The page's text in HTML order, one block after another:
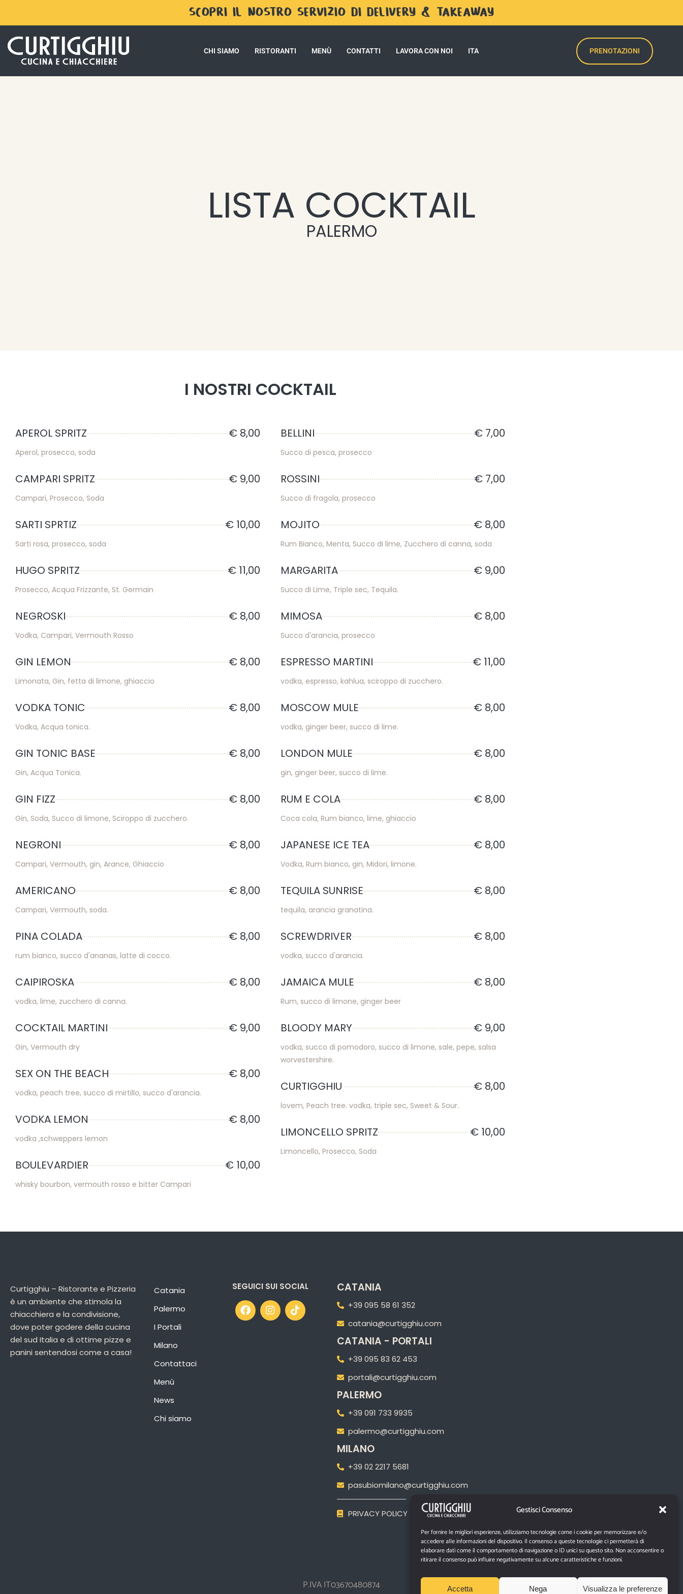
Gestisci Consenso
Per fornire le migliori esperienze, utilizziamo tecnologie come i cookie per memorizzare e/o
accedere alle informazioni del dispositivo. Il consenso a queste tecnologie ci permetterà di
elaborare dati come il comportamento di navigazione o ID unici su questo sito. Non acconsentire o
ritirare il consenso può influire negativamente su alcune caratteristiche e funzioni.
Accetta Nega Visualizza le preferenze
SCOPRI IL NOSTRO SERVIZIO DI DELIVERY & TAKEAWAY
CHI SIAMO RISTORANTI MENÙ CONTATTI LAVORA CON NOI ITA PRENOTAZIONI
LISTA COCKTAIL
PALERMO
I NOSTRI COCKTAIL
APEROL SPRITZ € 8,00
Aperol, prosecco, soda
CAMPARI SPRITZ € 9,00
Campari, Prosecco, Soda
SARTI SPRTIZ € 10,00
Sarti rosa, prosecco, soda
HUGO SPRITZ € 11,00
Prosecco, Acqua Frizzante, St. Germain
NEGROSKI € 8,00
Vodka, Campari, Vermouth Rosso
GIN LEMON € 8,00
Limonata, Gin, fetta di limone, ghiaccio
VODKA TONIC € 8,00
Vodka, Acqua tonica.
GIN TONIC BASE € 8,00
Gin, Acqua Tonica.
GIN FIZZ € 8,00
Gin, Soda, Succo di limone, Sciroppo di zucchero.
NEGRONI € 8,00
Campari, Vermouth, gin, Arance, Ghiaccio
AMERICANO € 8,00
Campari, Vermouth, soda.
PINA COLADA € 8,00
rum bianco, succo d'ananas, latte di cocco.
CAIPIROSKA € 8,00
vodka, lime, zucchero di canna.
COCKTAIL MARTINI € 9,00
Gin, Vermouth dry
SEX ON THE BEACH € 8,00
vodka, peach tree, succo di mirtillo, succo d'arancia.
VODKA LEMON € 8,00
vodka ,schweppers lemon
BOULEVARDIER € 10,00
whisky bourbon, vermouth rosso e bitter Campari
BELLINI € 7,00
Succo di pesca, prosecco
ROSSINI € 7,00
Succo di fragola, prosecco
MOJITO € 8,00
Rum Bianco, Menta, Succo di lime, Zucchero di canna, soda
MARGARITA € 9,00
Succo di Lime, Triple sec, Tequila.
MIMOSA € 8,00
Succo d'arancia, prosecco
ESPRESSO MARTINI € 11,00
vodka, espresso, kahlua, sciroppo di zucchero.
MOSCOW MULE € 8,00
vodka, ginger beer, succo di lime.
LONDON MULE € 8,00
gin, ginger beer, succo di lime.
RUM E COLA € 8,00
Coca cola, Rum bianco, lime, ghiaccio
JAPANESE ICE TEA € 8,00
Vodka, Rum bianco, gin, Midori, limone.
TEQUILA SUNRISE € 8,00
tequila, arancia granatina.
SCREWDRIVER € 8,00
vodka, succo d'arancia.
JAMAICA MULE € 8,00
Rum, succo di limone, ginger beer
BLOODY MARY € 9,00
vodka, succo di pomodoro, succo di limone, sale, pepe, salsa
worvestershire.
CURTIGGHIU € 8,00
lovem, Peach tree. vodka, triple sec, Sweet & Sour.
LIMONCELLO SPRITZ € 10,00
Limoncello, Prosecco, Soda
Curtigghiu – Ristorante e Pizzeria
è un ambiente che stimola la
chiacchiera e la condivisione,
dove poter godere della cucina
del sud Italia e di ottime pizze e
panini sentendosi come a casa!
Catania
Palermo
I Portali
Milano
Contattaci
Menù
News
Chi siamo
SEGUICI SUI SOCIAL CATANIA
+39 095 58 61 352
catania@curtigghiu.com
CATANIA - PORTALI
+39 095 83 62 453
portali@curtigghiu.com
PALERMO
+39 091 733 9935
palermo@curtigghiu.com
MILANO
‎+39 02 2217 5681
pasubiomilano@curtigghiu.com
PRIVACY POLICY
P.IVA IT03670480874